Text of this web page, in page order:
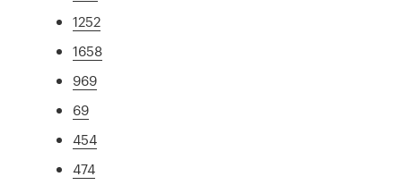
1252
1658
969
69
454
474